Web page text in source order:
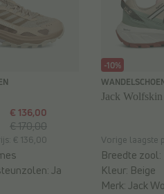
€ 136,00
€ 170,00
€ 136,00
Ja
-10%
Jack Wolfskin
Vorige laagste
Breedte zool:
Kleur: Beige
Merk:Jack